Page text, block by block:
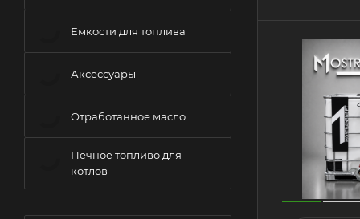
Емкости для топлива
Аксессуары
Отработанное масло
Печное топливо для
котлов